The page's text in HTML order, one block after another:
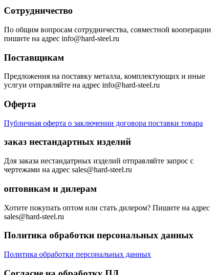
Сотрудничество
По общим вопросам сотрудничества, совместной кооперации
пишите на адрес info@hard-steel.ru
Поставщикам
Предложения на поставку металла, комплектующих и иные
услгуи отправляйте на адрес info@hard-steel.ru
Оферта
Публичная оферта о заключении договора поставки товара
заказ нестандартных изделий
Для заказа нестандатрных изделий отправляйте запрос с
чертежами на адрес sales@hard-steel.ru
оптовикам и дилерам
Хотите покупать оптом или стать дилером? Пишите на адрес
sales@hard-steel.ru
Политика обработки персональных данных
Политика обработки персональных данных